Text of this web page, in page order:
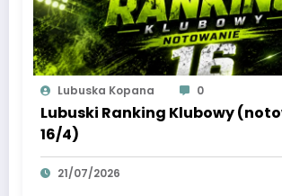
Lubuska Kopana 0
Lubuski Ranking Klubowy
16/4)
21/07/2026